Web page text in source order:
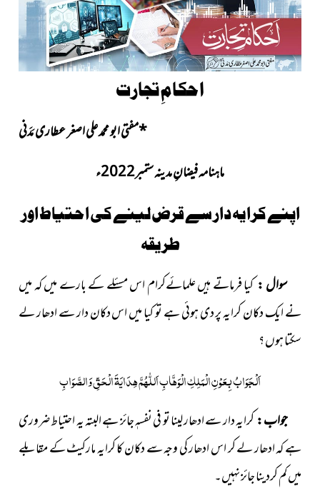
احکامِ تجارت
*مفتی ابو محمد علی اصغر عطاری مَدَنی
ماہنامہ فیضانِ مدینہ ستمبر2022ء
اپنے کرایہ دار سے قرض لینے کی احتیاط اور
طریقہ
سوال :کیا فرماتے ہیں علمائےکرام اس مسئلے کے بارے میں کہ میں
نے ایک دکان کرایہ پر دی ہوئی ہے تو کیا میں اس دکان دار سے ادھار لے
سکتا ہوں ؟
اَلْجَوَابُ بِعَوْنِ الْمَلِکِ الْوَھَّابِ اَللّٰھُمَّ ھِدَایَۃَ الْحَقِّ وَالصَّوَابِ
جواب :کرایہ دار سے ادھار لینا تو فی نفسہٖ جائز ہے البتہ یہ احتیاط ضروری
ہے کہ ادھار لے کر اس ادھار کی وجہ سے دکان کا کرایہ مارکیٹ کے مقابلے
میں کم کردینا جائز نہیں۔